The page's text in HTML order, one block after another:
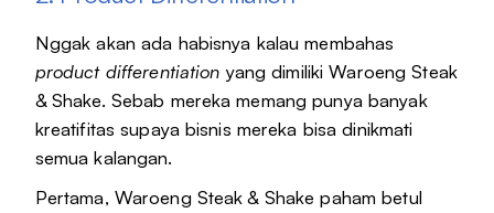
Nggak akan ada habisnya kalau membahas
product differentiation yang dimiliki Waroeng Steak
& Shake. Sebab mereka memang punya banyak
kreatifitas supaya bisnis mereka bisa dinikmati
semua kalangan.
Pertama, Waroeng Steak & Shake paham betul